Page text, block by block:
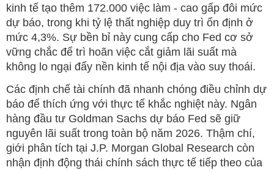
kinh tế tạo thêm 172.000 việc làm - cao gấp đôi mức
dự báo, trong khi tỷ lệ thất nghiệp duy trì ổn định ở
mức 4,3%. Sự bền bỉ này cung cấp cho Fed cơ sở
vững chắc để trì hoãn việc cắt giảm lãi suất mà
không lo ngại đẩy nền kinh tế nội địa vào suy thoái.
Các định chế tài chính đã nhanh chóng điều chỉnh dự
báo để thích ứng với thực tế khắc nghiệt này. Ngân
hàng đầu tư Goldman Sachs dự báo Fed sẽ giữ
nguyên lãi suất trong toàn bộ năm 2026. Thậm chí,
giới phân tích tại J.P. Morgan Global Research còn
nhận định động thái chính sách thực tế tiếp theo của